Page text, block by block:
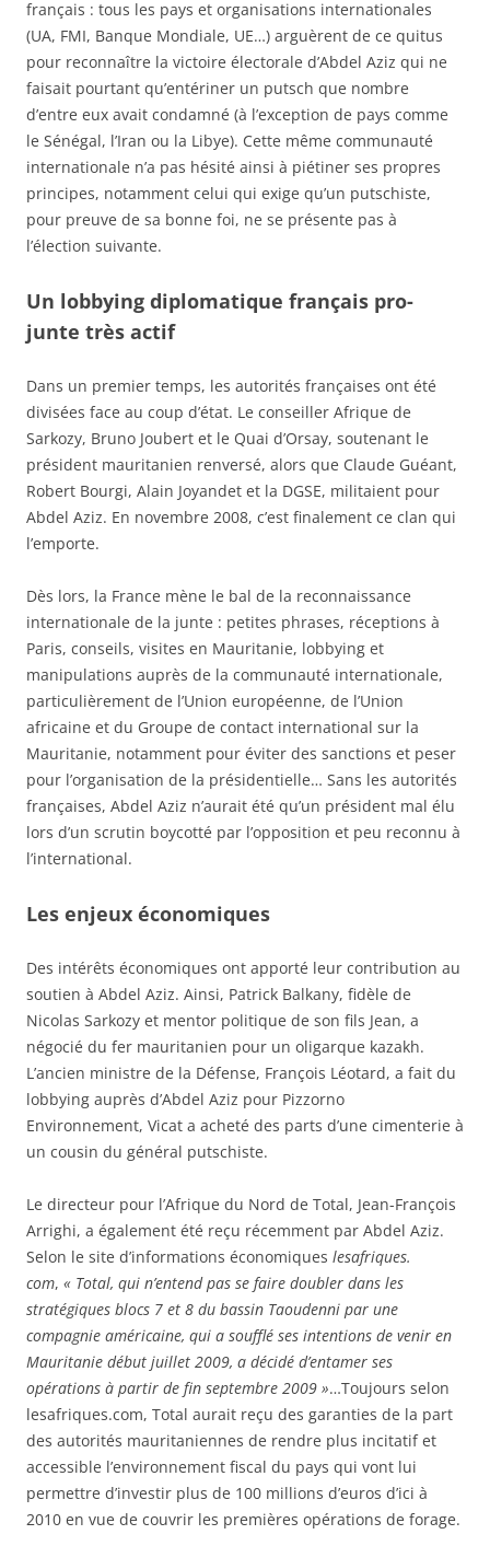
français : tous les pays et organisations internationales
(UA, FMI, Banque Mondiale, UE…) arguèrent de ce quitus
pour reconnaître la victoire électorale d’Abdel Aziz qui ne
faisait pourtant qu’entériner un putsch que nombre
d’entre eux avait condamné (à l’exception de pays comme
le Sénégal, l’Iran ou la Libye). Cette même communauté
internationale n’a pas hésité ainsi à piétiner ses propres
principes, notamment celui qui exige qu’un putschiste,
pour preuve de sa bonne foi, ne se présente pas à
l’élection suivante.
Un lobbying diplomatique français pro-
junte très actif
Dans un premier temps, les autorités françaises ont été
divisées face au coup d’état. Le conseiller Afrique de
Sarkozy, Bruno Joubert et le Quai d’Orsay, soutenant le
président mauritanien renversé, alors que Claude Guéant,
Robert Bourgi, Alain Joyandet et la DGSE, militaient pour
Abdel Aziz. En novembre 2008, c’est finalement ce clan qui
l’emporte.
Dès lors, la France mène le bal de la reconnaissance
internationale de la junte : petites phrases, réceptions à
Paris, conseils, visites en Mauritanie, lobbying et
manipulations auprès de la communauté internationale,
particulièrement de l’Union européenne, de l’Union
africaine et du Groupe de contact international sur la
Mauritanie, notamment pour éviter des sanctions et peser
pour l’organisation de la présidentielle… Sans les autorités
françaises, Abdel Aziz n’aurait été qu’un président mal élu
lors d’un scrutin boycotté par l’opposition et peu reconnu à
l’international.
Les enjeux économiques
Des intérêts économiques ont apporté leur contribution au
soutien à Abdel Aziz. Ainsi, Patrick Balkany, fidèle de
Nicolas Sarkozy et mentor politique de son fils Jean, a
négocié du fer mauritanien pour un oligarque kazakh.
L’ancien ministre de la Défense, François Léotard, a fait du
lobbying auprès d’Abdel Aziz pour Pizzorno
Environnement, Vicat a acheté des parts d’une cimenterie à
un cousin du général putschiste.
Le directeur pour l’Afrique du Nord de Total, Jean-François
Arrighi, a également été reçu récemment par Abdel Aziz.
Selon le site d’informations économiques lesafriques.
com, « Total, qui n’entend pas se faire doubler dans les
stratégiques blocs 7 et 8 du bassin Taoudenni par une
compagnie américaine, qui a soufflé ses intentions de venir en
Mauritanie début juillet 2009, a décidé d’entamer ses
opérations à partir de fin septembre 2009 »…Toujours selon
lesafriques.com, Total aurait reçu des garanties de la part
des autorités mauritaniennes de rendre plus incitatif et
accessible l’environnement fiscal du pays qui vont lui
permettre d’investir plus de 100 millions d’euros d’ici à
2010 en vue de couvrir les premières opérations de forage.